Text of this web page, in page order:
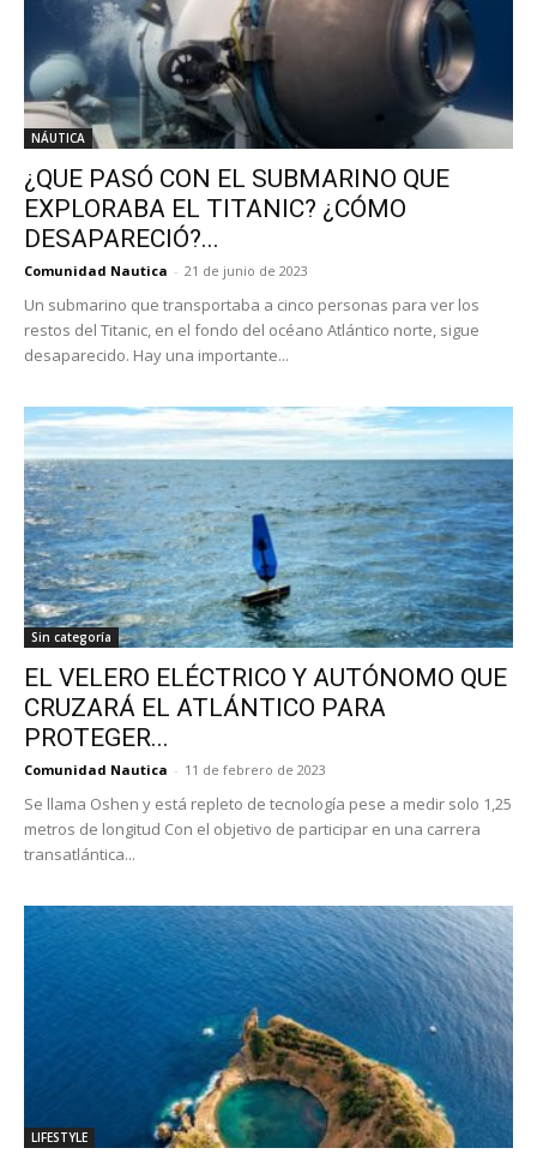
NÁUTICA
¿QUE PASÓ CON EL SUBMARINO QUE
EXPLORABA EL TITANIC? ¿CÓMO
DESAPARECIÓ?...
Comunidad Nautica - 21 de junio de 2023
Un submarino que transportaba a cinco personas para ver los
restos del Titanic, en el fondo del océano Atlántico norte, sigue
desaparecido. Hay una importante...
Sin categoría
EL VELERO ELÉCTRICO Y AUTÓNOMO QUE
CRUZARÁ EL ATLÁNTICO PARA
PROTEGER...
Comunidad Nautica - 11 de febrero de 2023
Se llama Oshen y está repleto de tecnología pese a medir solo 1,25
metros de longitud Con el objetivo de participar en una carrera
transatlántica...
LIFESTYLE